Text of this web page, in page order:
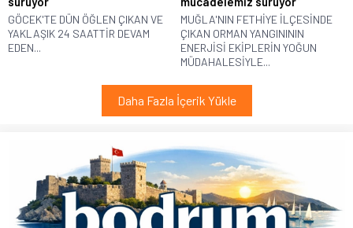
GÖCEK'TE DÜN ÖĞLEN ÇIKAN VE
YAKLAŞIK 24 SAATTİR DEVAM
EDEN...
MUĞLA'NIN FETHİYE İLÇESİNDE
ÇIKAN ORMAN YANGINININ
ENERJİSİ EKİPLERİN YOĞUN
MÜDAHALESİYLE...
Daha Fazla İçerik Yükle